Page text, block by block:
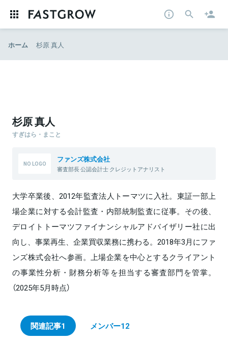
ホーム 杉原 真人
杉原 真人
すぎはら・まこと
ファンズ株式会社
審査部長 公認会計士 クレジットアナリスト
大学卒業後、2012年監査法人トーマツに入社。東証一部上
場企業に対する会計監査・内部統制監査に従事。その後、
デロイトトーマツファイナンシャルアドバイザリー社に出
向し、事業再生、企業買収業務に携わる。2018年3月にファ
ンズ株式会社へ参画。上場企業を中心とするクライアント
の事業性分析・財務分析等を担当する審査部門を管掌。
（2025年5月時点）
関連記事1 メンバー12